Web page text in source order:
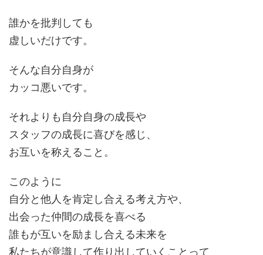
誰かを批判しても
虚しいだけです。
そんな自分自身が
カッコ悪いです。
それよりも自分自身の成長や
スタッフの成長に喜びを感じ、
お互いを称えること。
このように
自分と他人を肯定し合える考え方や、
出会った仲間の成長を喜べる
誰もが互いを励まし合える未来を
私たちが意識して作り出していくことって